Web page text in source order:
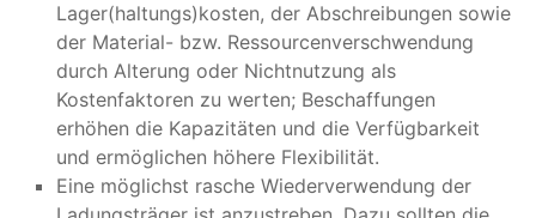
Lager(haltungs)kosten, der Abschreibungen sowie
der Material- bzw. Ressourcenverschwendung
durch Alterung oder Nichtnutzung als
Kostenfaktoren zu werten; Beschaffungen
erhöhen die Kapazitäten und die Verfügbarkeit
und ermöglichen höhere Flexibilität.
Eine möglichst rasche Wiederverwendung der